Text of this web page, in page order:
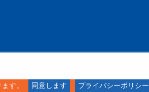
す。 同意します プライバシーポリシー